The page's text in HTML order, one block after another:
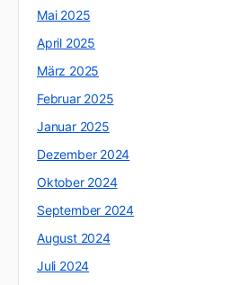
Mai 2025
April 2025
März 2025
Februar 2025
Januar 2025
Dezember 2024
Oktober 2024
September 2024
August 2024
Juli 2024